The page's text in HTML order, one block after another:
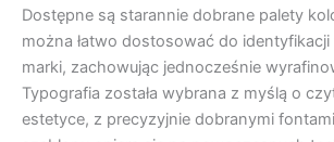
Dostępne są starannie dobrane palety
można łatwo dostosować do identyfikacji
marki, zachowując jednocześnie
Typografia została wybrana z myślą o
estetyce, z precyzyjnie dobranymi